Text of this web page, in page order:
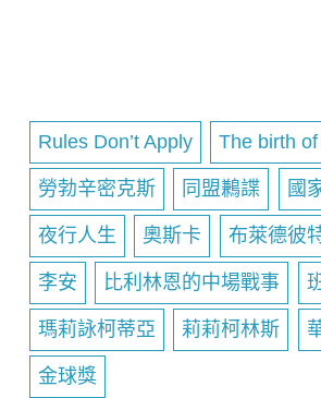
Rules Don’t Apply The birth
勞勃辛密克斯 同盟鶼諜 國
夜行人生 奧斯卡 布萊德彼
李安 比利林恩的中場戰事
瑪莉詠柯蒂亞 莉莉柯林斯
金球獎